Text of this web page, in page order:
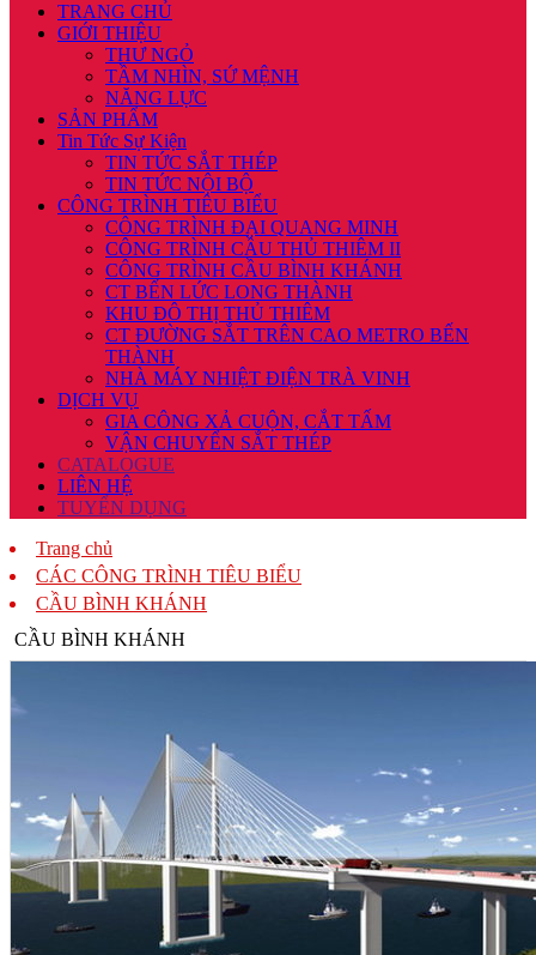
TRANG CHỦ
GIỚI THIỆU
THƯ NGỎ
TẦM NHÌN, SỨ MỆNH
NĂNG LỰC
SẢN PHẨM
Tin Tức Sự Kiện
TIN TỨC SẮT THÉP
TIN TỨC NỘI BỘ
CÔNG TRÌNH TIÊU BIỂU
CÔNG TRÌNH ĐẠI QUANG MINH
CÔNG TRÌNH CẦU THỦ THIÊM II
CÔNG TRÌNH CẦU BÌNH KHÁNH
CT BẾN LỨC LONG THÀNH
KHU ĐÔ THỊ THỦ THIÊM
CT ĐƯỜNG SẮT TRÊN CAO METRO BẾN
THÀNH
NHÀ MÁY NHIỆT ĐIỆN TRÀ VINH
DỊCH VỤ
GIA CÔNG XẢ CUỘN, CẮT TẤM
VẬN CHUYỂN SẮT THÉP
CATALOGUE
LIÊN HỆ
TUYỂN DỤNG
Trang chủ
CÁC CÔNG TRÌNH TIÊU BIỂU
CẦU BÌNH KHÁNH
CẦU BÌNH KHÁNH